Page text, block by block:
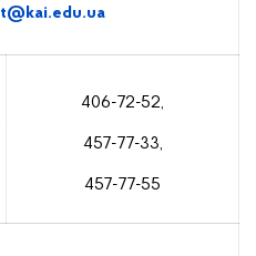
@kai.edu.ua
406-72-52,
457-77-33,
457-77-55